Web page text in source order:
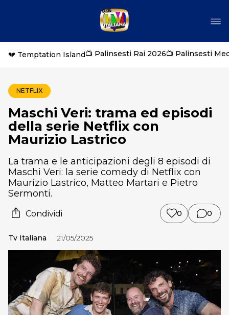
💔 Temptation Island📺 Palinsesti Rai 2026📺 Palinsesti
NETFLIX
Maschi Veri: trama ed episodi
della serie Netflix con
Maurizio Lastrico
La trama e le anticipazioni degli 8 episodi di
Maschi Veri: la serie comedy di Netflix con
Maurizio Lastrico, Matteo Martari e Pietro
Sermonti.
Condividi 0 0
Tv Italiana 21/05/2025